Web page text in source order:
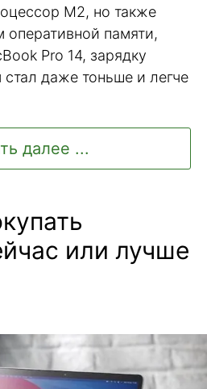
M2, но также
памяти,
Pro 14, зарядку
даже тоньше и легче
далее ...
или лучше